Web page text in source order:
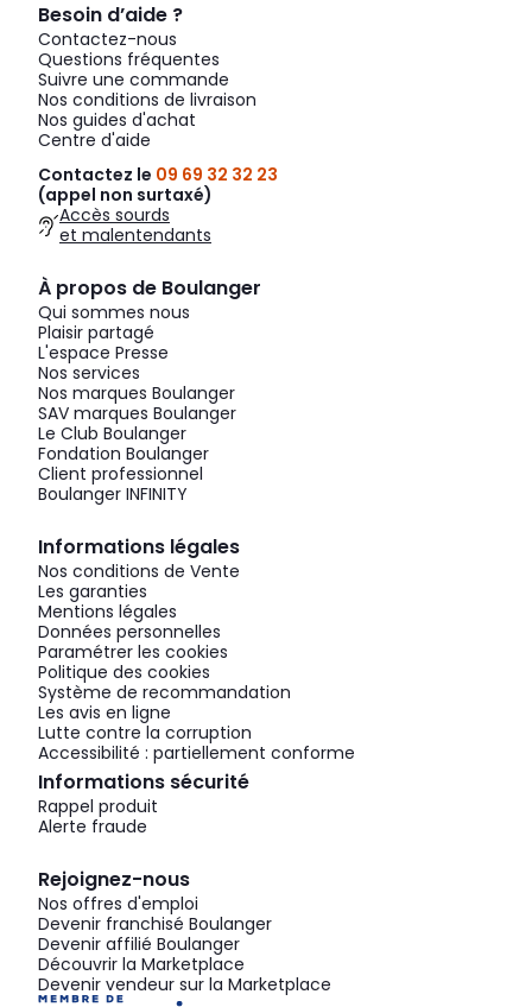
Besoin d’aide ?
Contactez-nous
Questions fréquentes
Suivre une commande
Nos conditions de livraison
Nos guides d'achat
Centre d'aide
Contactez le 09 69 32 32 23
(appel non surtaxé)
Accès sourds
et malentendants
À propos de Boulanger
Qui sommes nous
Plaisir partagé
L'espace Presse
Nos services
Nos marques Boulanger
SAV marques Boulanger
Le Club Boulanger
Fondation Boulanger
Client professionnel
Boulanger INFINITY
Informations légales
Nos conditions de Vente
Les garanties
Mentions légales
Données personnelles
Paramétrer les cookies
Politique des cookies
Système de recommandation
Les avis en ligne
Lutte contre la corruption
Accessibilité : partiellement conforme
Informations sécurité
Rappel produit
Alerte fraude
Rejoignez-nous
Nos offres d'emploi
Devenir franchisé Boulanger
Devenir affilié Boulanger
Découvrir la Marketplace
Devenir vendeur sur la Marketplace